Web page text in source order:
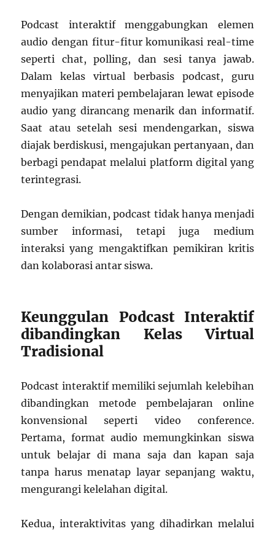
Podcast interaktif menggabungkan elemen
audio dengan fitur-fitur komunikasi real-time
seperti chat, polling, dan sesi tanya jawab.
Dalam kelas virtual berbasis podcast, guru
menyajikan materi pembelajaran lewat episode
audio yang dirancang menarik dan informatif.
Saat atau setelah sesi mendengarkan, siswa
diajak berdiskusi, mengajukan pertanyaan, dan
berbagi pendapat melalui platform digital yang
terintegrasi.
Dengan demikian, podcast tidak hanya menjadi
sumber informasi, tetapi juga medium
interaksi yang mengaktifkan pemikiran kritis
dan kolaborasi antar siswa.
Keunggulan Podcast Interaktif
dibandingkan Kelas Virtual
Tradisional
Podcast interaktif memiliki sejumlah kelebihan
dibandingkan metode pembelajaran online
konvensional seperti video conference.
Pertama, format audio memungkinkan siswa
untuk belajar di mana saja dan kapan saja
tanpa harus menatap layar sepanjang waktu,
mengurangi kelelahan digital.
Kedua, interaktivitas yang dihadirkan melalui